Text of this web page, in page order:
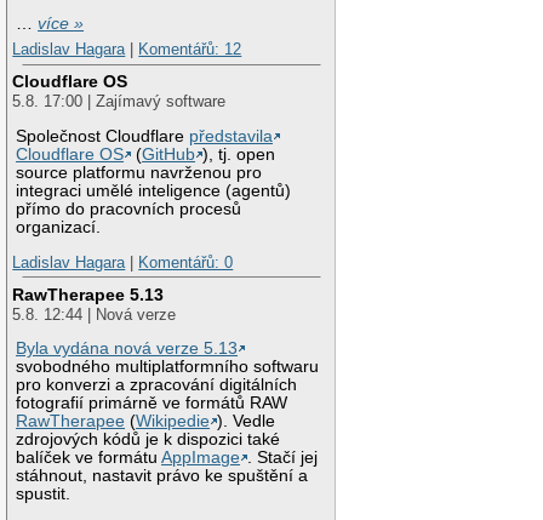
…více »
Ladislav Hagara| Komentářů: 12
Cloudflare OS
5.8. 17:00 | Zajímavý software
Společnost Cloudflare představila
Cloudflare OS
(GitHub ), tj. open
source platformu navrženou pro
integraci umělé inteligence (agentů)
přímo do pracovních procesů
organizací.
Ladislav Hagara| Komentářů: 0
RawTherapee 5.13
5.8. 12:44 | Nová verze
Byla vydána nová verze 5.13
svobodného multiplatformního softwaru
pro konverzi a zpracování digitálních
fotografií primárně ve formátů RAW
RawTherapee (Wikipedie ). Vedle
zdrojových kódů je k dispozici také
balíček ve formátuAppImage . Stačí jej
stáhnout, nastavit právo ke spuštění a
spustit.